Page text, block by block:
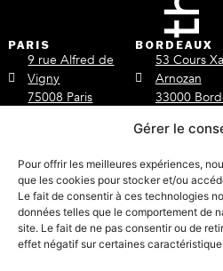
Gérer le
Pour offrir les meilleures expériences,
que les cookies pour stocker et/ou
Le fait de consentir à ces technologies
données telles que le comportement de
site. Le fait de ne pas consentir ou de
effet négatif sur certaines
PARIS
9 rue Alfred de
Vigny
75008 Paris
BORDEAUX
53 Cours
Arnozan
33000
+33 6 20
contact@thelineavocats.
Mentions légales & Politique de
Copyright © The line 2022
Powered by